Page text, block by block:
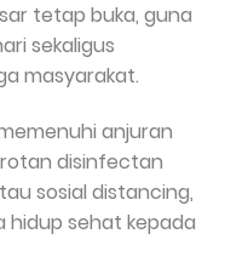
tetap buka, guna
sekaligus
masyarakat.
anjuran
disinfectan
sosial distancing,
hidup sehat kepada